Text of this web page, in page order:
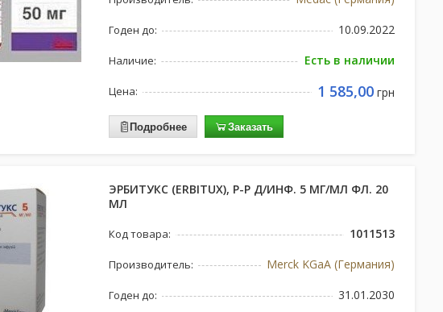
Годен до: 10.09.2022
Наличие: Есть в наличии
Цена: 1 585,00грн
Подробнее Заказать
ЭРБИТУКС (ERBITUX), Р-Р Д/ИНФ. 5 МГ/МЛ ФЛ. 20
МЛ
Код товара: 1011513
Производитель: Merck KGaA (Германия)
Годен до: 31.01.2030